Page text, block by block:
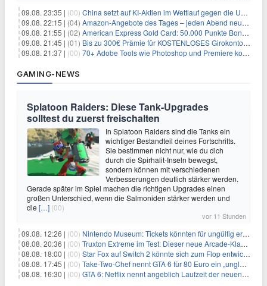
09.08. 23:35 | (00) China setzt auf KI-Aktien im Wettlauf gegen die USA um Chip- und Technologiedominanz
09.08. 22:15 | (04) Amazon-Angebote des Tages – jeden Abend neue Deals zum Stöbern
09.08. 21:55 | (02) American Express Gold Card: 50.000 Punkte Bonus + Metall-Kreditkarte
09.08. 21:45 | (01) Bis zu 300€ Prämie für KOSTENLOSES Girokonto bei der Santander – 50€ schon nach 1 Woche!
09.08. 21:37 | (00) 70+ Adobe Tools wie Photoshop und Premiere kostenlos in ChatGPT
GAMING-NEWS
Splatoon Raiders: Diese Tank-Upgrades
solltest du zuerst freischalten
In Splatoon Raiders sind die Tanks ein
wichtiger Bestandteil deines Fortschritts.
Sie bestimmen nicht nur, wie du dich
durch die Spirhalit-Inseln bewegst,
sondern können mit verschiedenen
Verbesserungen deutlich stärker werden.
Gerade später im Spiel machen die richtigen Upgrades einen
großen Unterschied, wenn die Salmoniden stärker werden und
die […] (00)
vor 11 Stunden
09.08. 12:26 | (00) Nintendo Museum: Tickets könnten für ungültig erklärt werden!
08.08. 20:36 | (00) Truxton Extreme im Test: Dieser neue Arcade-Klassiker verzeiht dir gar nichts
08.08. 18:00 | (00) Star Fox auf Switch 2 könnte sich zum Flop entwickeln
08.08. 17:45 | (00) Take-Two-Chef nennt GTA 6 für 80 Euro ein „unglaubliches Schnäppchen“
08.08. 16:30 | (00) GTA 6: Netflix nennt angeblich Laufzeit der neuen Gameplay-Präsentation